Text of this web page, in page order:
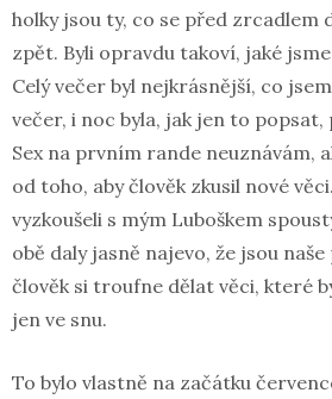
holky jsou ty, co se před zrcadlem
zpět. Byli opravdu takoví, jaké
Celý večer byl nejkrásnější, co
večer, i noc byla, jak jen to
Sex na prvním rande neuznávám,
od toho, aby člověk zkusil nové
vyzkoušeli s mým Luboškem
obě daly jasně najevo, že jsou
člověk si troufne dělat věci, které
jen ve snu.
To bylo vlastně na začátku